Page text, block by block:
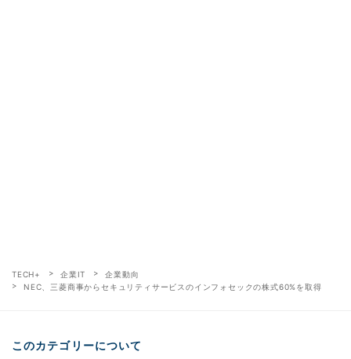
TECH+ 企業IT
企業動向
NEC、三菱商事からセキュリティサービスのインフォセックの株式60%を取得
このカテゴリーについて